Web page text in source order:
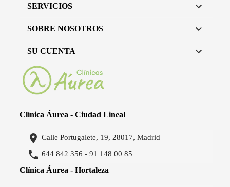
SERVICIOS 
SOBRE NOSOTROS 
SU CUENTA 
Clínica Áurea - Ciudad Lineal
 Calle Portugalete, 19, 28017, Madrid
 644 842 356 -91 148 00 85
Clínica Áurea - Hortaleza